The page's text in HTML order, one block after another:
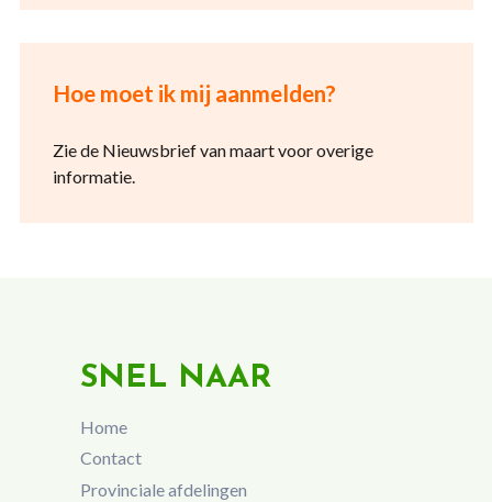
Hoe moet ik mij aanmelden?
Zie de Nieuwsbrief van maart voor overige
informatie.
SNEL NAAR
Home
Contact
Provinciale afdelingen